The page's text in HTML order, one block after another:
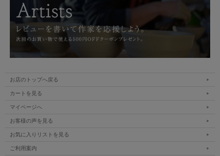
お店のトップへ戻る
カートを見る
マイページへ
お客様の声を見る
お気に入りリストを見る
ご利用案内